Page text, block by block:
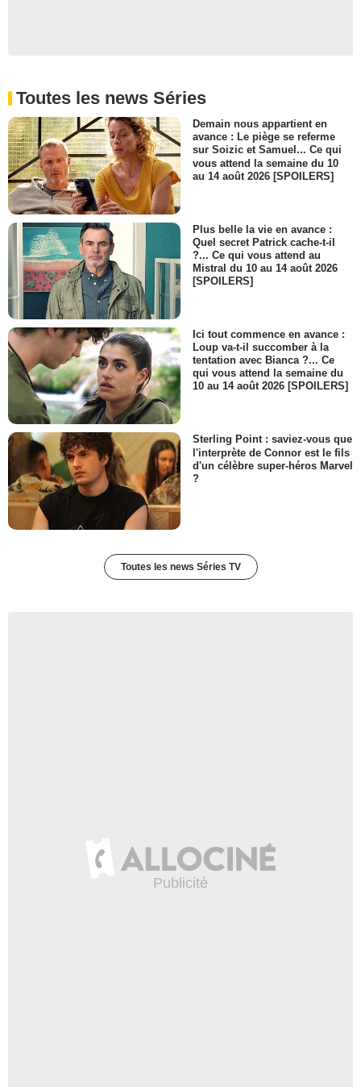
Toutes les news Séries
Demain nous appartient en
avance : Le piège se referme
sur Soizic et Samuel... Ce qui
vous attend la semaine du 10
au 14 août 2026 [SPOILERS]
Plus belle la vie en avance :
Quel secret Patrick cache-t-il
?... Ce qui vous attend au
Mistral du 10 au 14 août 2026
[SPOILERS]
Ici tout commence en avance :
Loup va-t-il succomber à la
tentation avec Bianca ?... Ce
qui vous attend la semaine du
10 au 14 août 2026 [SPOILERS]
Sterling Point : saviez-vous que
l'interprète de Connor est le fils
d'un célèbre super-héros Marvel
?
Toutes les news Séries TV